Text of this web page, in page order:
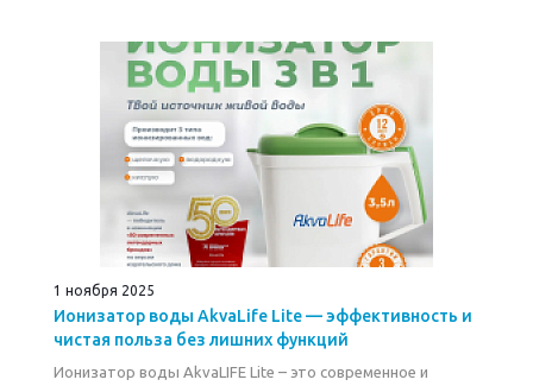
1 ноября 2025
Ионизатор воды AkvaLife Lite — эффективность и
чистая польза без лишних функций
Ионизатор воды AkvaLIFE Lite – это современное и